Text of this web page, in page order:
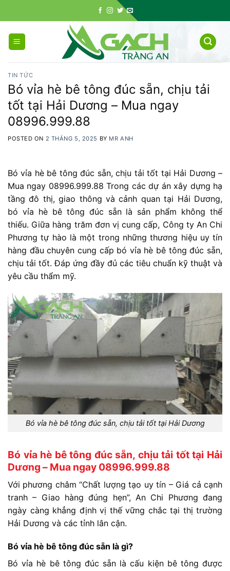
to
content
TIN TỨC
Bó vỉa hè bê tông đúc sẵn, chịu tải
tốt tại Hải Dương – Mua ngay
08996.999.88
POSTED ON 2 THÁNG 5, 2025 BY MR ANH
Bó vỉa hè bê tông đúc sẵn, chịu tải tốt tại Hải Dương –
Mua ngay 08996.999.88 Trong cácdự án xây dựng hạ
tầngđô thị,giao thôngvàcảnh quantại Hải Dương,
bó vỉa hè bê tông đúc sẵn là sản phẩm khôngthể
thiếu. Giữa hàng trăm đơn vịcungcấp, Công ty An Chi
Phương tự hào là một trong nhữngthương hiệu uytín
hàng đầuchuyên cung cấp bó vỉa hè bê tôngđúc sẵn,
chịu tải tốt. Đáp ứng đầy đủ các tiêu chuẩn kỹ thuật và
yêu cầu thẩm mỹ.
Bó vỉa hè bê tông đúc sẵn, chịu tải tốt tại Hải Dương
Bó vỉa hè bê tông đúc sẵn, chịu tải tốt tại Hải
Dương – Mua ngay 08996.999.88
Với phương châm“Chất lượngtạo uytín – Giá cảcạnh
tranh – Giao hàngđúng hẹn”, An Chi Phươngđang
ngày càng khẳng định vị thế vững chắc tại thị trường
Hải Dương và các tỉnh lân cận.
Bó vỉa hè bê tông đúc sẵn là gì?
Bóvỉa hè bê tông đúc sẵn làcấu kiện bê tôngđược